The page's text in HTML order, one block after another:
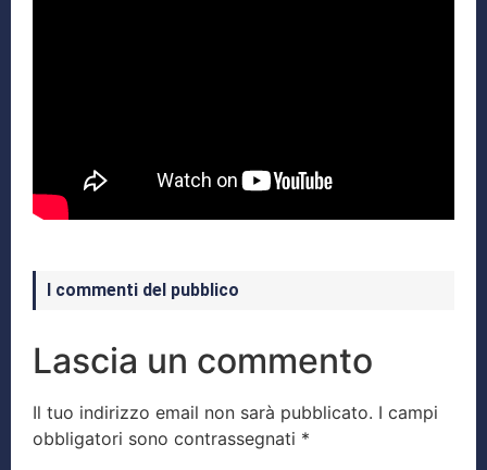
I commenti del pubblico
Lascia un commento
Il tuo indirizzo email non sarà pubblicato. I campi
obbligatori sono contrassegnati *